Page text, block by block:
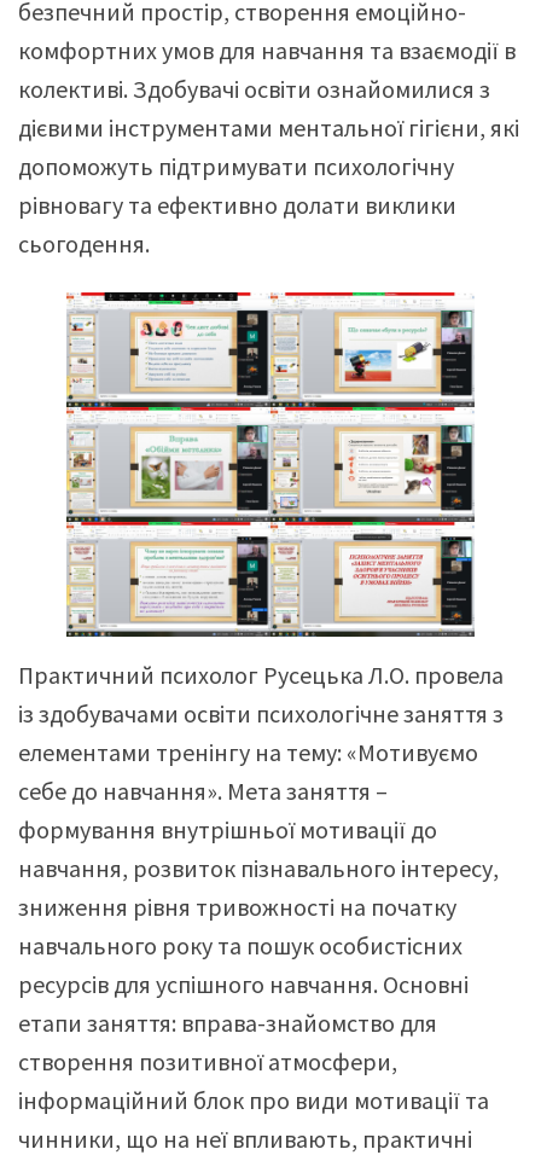
безпечний простір, створення емоційно-
комфортних умов для навчання та взаємодії в
колективі. Здобувачі освіти ознайомилися з
дієвими інструментами ментальної гігієни, які
допоможуть підтримувати психологічну
рівновагу та ефективно долати виклики
сьогодення.
Практичний психолог Русецька Л.О. провела
із здобувачами освіти психологічне заняття з
елементами тренінгу на тему: «Мотивуємо
себе до навчання». Мета заняття –
формування внутрішньої мотивації до
навчання, розвиток пізнавального інтересу,
зниження рівня тривожності на початку
навчального року та пошук особистісних
ресурсів для успішного навчання. Основні
етапи заняття: вправа-знайомство для
створення позитивної атмосфери,
інформаційний блок про види мотивації та
чинники, що на неї впливають, практичні